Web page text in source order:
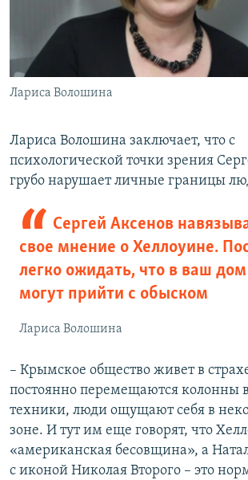
Лариса Волошина
Лариса Волошина заключает, что с
психологической точки зрения
грубо нарушает личные границы
Сергей Аксенов
свое мнение о Хеллоуине.
легко ожидать, что в ваш
могут прийти с обыском
Лариса Волошина
– Крымское общество живет в
постоянно перемещаются колонны
техники, люди ощущают себя в
зоне. И тут им еще говорят, что
«американская бесовщина», а
с иконой Николая Второго – это